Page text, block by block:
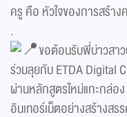
ครู คือ หัวใจของการสร้า
.
ขอต้อนรับพี่บ่าวสา
ร่วมลุยกับ ETDA Digital
ผ่านหลักสูตรใหม่แกะกล่อง
อินเทอร์เน็ตอย่างสร้างสร